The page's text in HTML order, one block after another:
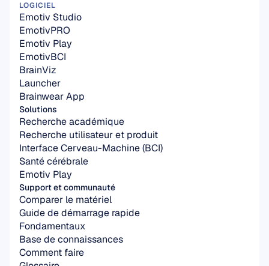
Solutions
Recherche académique
Recherche utilisateur et produit
Interface Cerveau-Machine (BCI)
Santé cérébrale
Emotiv Play
LOGICIEL
Emotiv Studio
EmotivPRO
Emotiv Play
EmotivBCI
BrainViz
Launcher
Brainwear App
Support et communauté
Comparer le matériel
Guide de démarrage rapide
Fondamentaux
Base de connaissances
Comment faire